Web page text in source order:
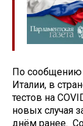
По сообщению
Италии, в
тестов на
новых случая
днём ранее.